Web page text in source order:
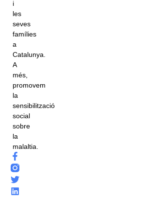
i
les
seves
famílies
a
Catalunya.
A
més,
promovem
la
sensibilització
social
sobre
la
malaltia.